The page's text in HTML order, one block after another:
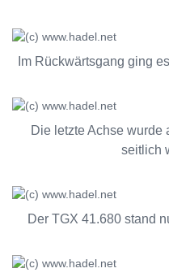
Im Rückwärtsgang ging
Die letzte Achse wurde
seitlich
Der TGX 41.680 stand